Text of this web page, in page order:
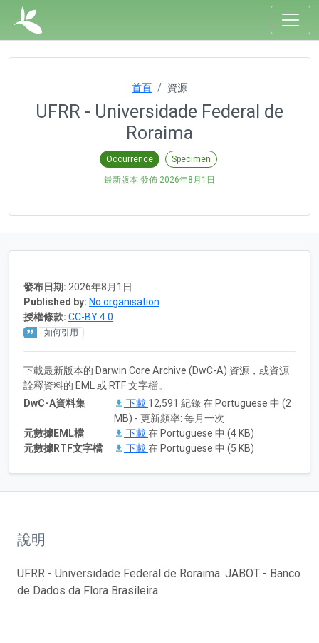
首頁 資源
UFRR - Universidade Federal de
Roraima
Occurrence Specimen
最新版本 發佈 2026年8月1日
發布日期: 2026年8月1日
Published by: No organisation
授權條款: CC-BY 4.0
如何引用
下載最新版本的 Darwin Core Archive (DwC-A) 資源，或資源
詮釋資料的 EML 或 RTF 文字檔。
DwC-A資料集
下載 12,591 紀錄 在 Portuguese 中 (2
MB) - 更新頻率: 每月一次
元數據EML檔
下載在 Portuguese 中 (4 KB)
元數據RTF文字檔
下載在 Portuguese 中 (5 KB)
說明
UFRR - Universidade Federal de Roraima. JABOT - Banco
de Dados da Flora Brasileira.